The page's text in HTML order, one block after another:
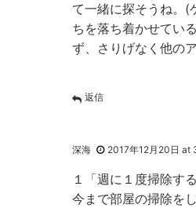
て一緒に探そうね。(
ちを落ち着かせてい
ず、さりげなく他の
返信
深海 2017年12月20日 at
１「週に１度掃除す
今まで部屋の掃除を